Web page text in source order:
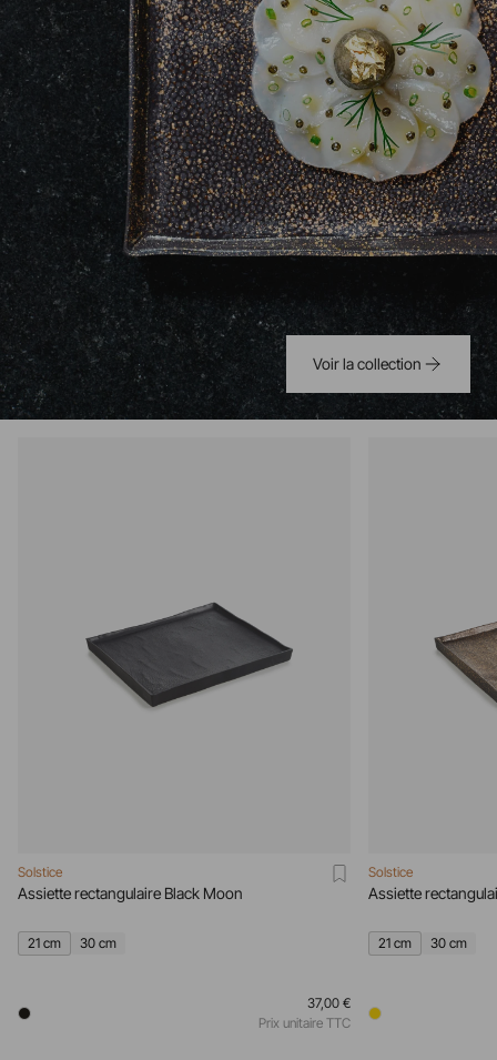
Voir la collection
Solstice
Assiette rectangulaire Black Moon
21 cm 30 cm
37,00 €
Prix unitaire TTC
Solstice
Assiette
21 cm 30 cm